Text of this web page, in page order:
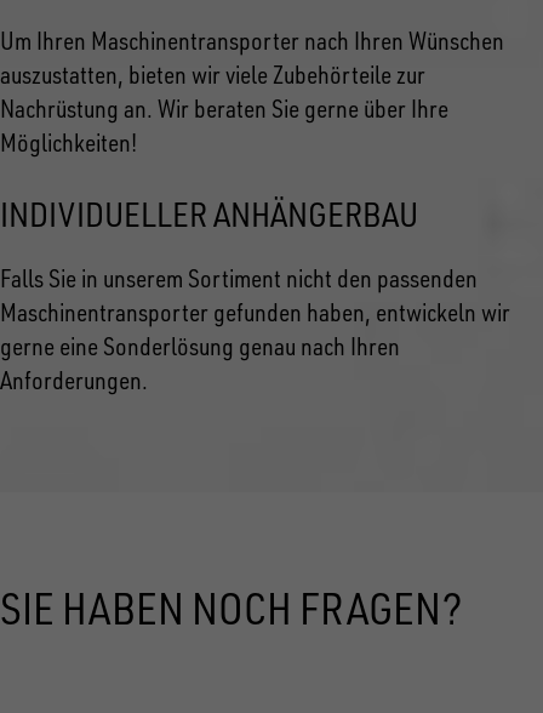
Um Ihren Maschinentransporter nach Ihren Wünschen
auszustatten, bieten wir viele Zubehörteile zur
Nachrüstung an. Wir beraten Sie gerne über Ihre
Möglichkeiten!
INDIVIDUELLER ANHÄNGERBAU
Falls Sie in unserem Sortiment nicht den passenden
Maschinentransporter gefunden haben, entwickeln wir
gerne eine Sonderlösung genau nach Ihren
Anforderungen.
SIE HABEN NOCH FRAGEN?